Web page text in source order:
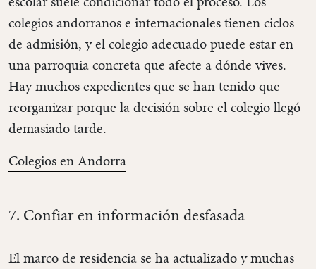
colegios andorranos e internacionales tienen ciclos
de admisión, y el colegio adecuado puede estar en
una parroquia concreta que afecte a dónde vives.
Hay muchos expedientes que se han tenido que
reorganizar porque la decisión sobre el colegio llegó
demasiado tarde.
Colegios en Andorra
7. Confiar en información desfasada
El marco de residencia se ha actualizado y muchas